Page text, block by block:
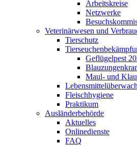
Arbeitskreise
Netzwerke
Veterinärwesen und
Tierschutz
Geflügelpest
Maul- und
Fleischhygiene
Praktikum
Ausländerbehörde
Aktuelles
Onlinedienste
FAQ